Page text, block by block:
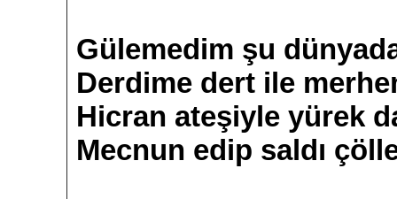
Gülemedim şu
Derdime dert ile
Hicran ateşiyle yürek
Mecnun edip saldı